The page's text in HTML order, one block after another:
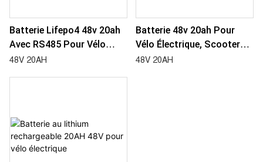
Batterie Lifepo4 48v 20ah
Avec RS485 Pour Vélo
Électrique, Scooter
48V 20AH
Batterie 48v 20ah Pour
Vélo Électrique, Scooter
Électrique, Outils
48V 20AH